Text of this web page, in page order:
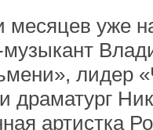
месяцев уже
музыкант
лидер
драматург
артистка